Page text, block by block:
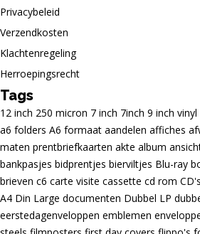
Privacybeleid
Verzendkosten
Klachtenregeling
Herroepingsrecht
Tags
12 inch 250 micron 7 inch 7inch 9 inch vinyl
a6 folders A6 formaat aandelen affiches
maten prentbriefkaarten akte album
bankpasjes bidprentjes bierviltjes Blu-ray
brieven c6 carte visite cassette cd rom CD's
A4 Din Large documenten Dubbel LP
eerstedagenveloppen emblemen